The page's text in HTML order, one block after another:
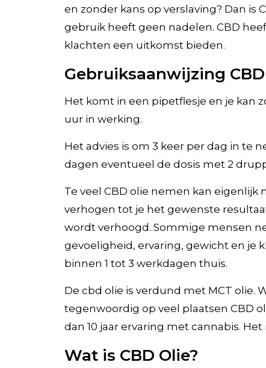
en zonder kans op verslaving? Dan is
gebruik heeft geen nadelen. CBD
klachten een uitkomst bieden.
Gebruiksaanwijzing
Het komt in een pipetflesje en je kan
uur in werking.
Het advies is om 3 keer per dag in te
dagen eventueel de dosis met 2
Te veel CBD olie nemen kan
verhogen tot je het gewenste
wordt verhoogd. Sommige mensen
gevoeligheid, ervaring, gewicht en je
binnen 1 tot 3 werkdagen thuis.
De cbd olie is verdund met MCT olie.
tegenwoordig op veel plaatsen CBD
dan 10 jaar ervaring met cannabis.
Wat is CBD Olie?